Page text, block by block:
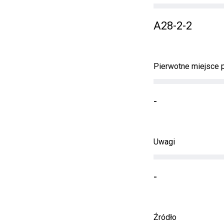
A28-2-2
Pierwotne miejsce
-
Uwagi
-
Źródło